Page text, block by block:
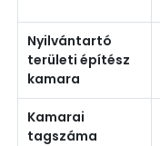
Nyilvántartó
területi építész
kamara
Kamarai
tagszáma